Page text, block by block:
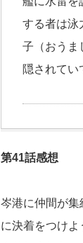
する者は泳
子（おうま
隠されてい
第41話感想
岑港に仲間が
に決着をつけ